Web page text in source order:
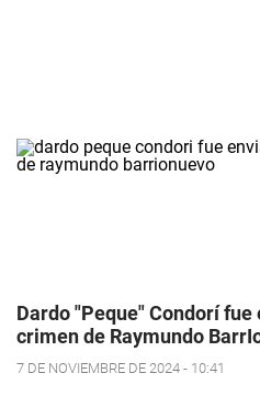
Dardo "Peque" Condorí fue
crimen de Raymundo
7 DE NOVIEMBRE DE 2024 - 10:41